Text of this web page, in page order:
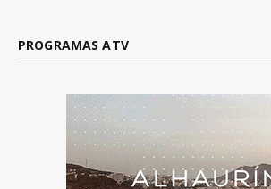
PROGRAMAS ATV